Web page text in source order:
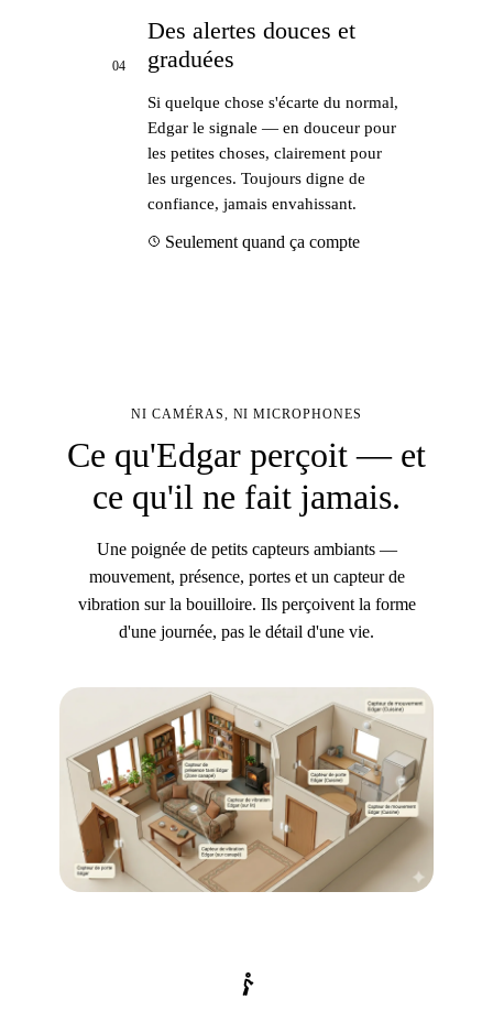
04
Des alertes douces et
graduées
Si quelque chose s'écarte du normal,
Edgar le signale — en douceur pour
les petites choses, clairement pour
les urgences. Toujours digne de
confiance, jamais envahissant.
Seulement quand ça compte
NI CAMÉRAS, NI MICROPHONES
Ce qu'Edgar perçoit — et
ce qu'il ne fait jamais.
Une poignée de petits capteurs ambiants —
mouvement, présence, portes et un capteur de
vibration sur la bouilloire. Ils perçoivent la forme
d'une journée, pas le détail d'une vie.